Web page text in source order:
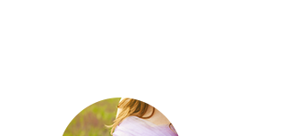
修正など必要な場合は、プランにより相